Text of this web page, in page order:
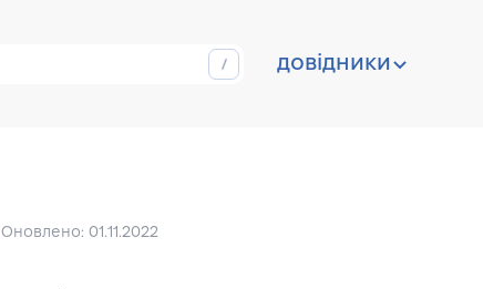
довідники
Оновлено: 01.11.2022